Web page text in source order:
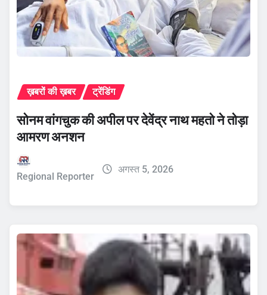
ख़बरों की ख़बर ट्रेंडिंग
सोनम वांगचुक की अपील पर देवेंद्र नाथ महतो ने तोड़ा
आमरण अनशन
Regional Reporter
अगस्त 5, 2026